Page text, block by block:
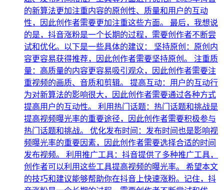
的新算法更加注重内容的原创性、质量和用户的互动
性，因此创作者需要更加注重这些方面。 最后，我想说
的是，抖音涨粉是一个长期的过程，需要创作者不断尝
试和优化。以下是一些具体的建议： 坚持原创：原创内
容更容易获得推荐，因此创作者需要坚持原创。 注重质
量：高质量的内容更容易吸引观众，因此创作者需要注
重视频的画质、音质和剪辑。 提高互动：用户的互动行
为对新算法的影响很大，因此创作者需要通过各种方式
提高用户的互动性。 利用热门话题：热门话题和挑战是
提高视频曝光率的重要途径，因此创作者需要积极参与
热门话题和挑战。 优化发布时间：发布时间也是影响视
频曝光率的重要因素，因此创作者需要选择合适的时间
发布视频。 利用推广工具：抖音提供了多种推广工具，
创作者可以利用这些工具提高视频的曝光率。 希望本文
的技巧和建议能够帮助你在抖音上快速涨粉。记住，抖